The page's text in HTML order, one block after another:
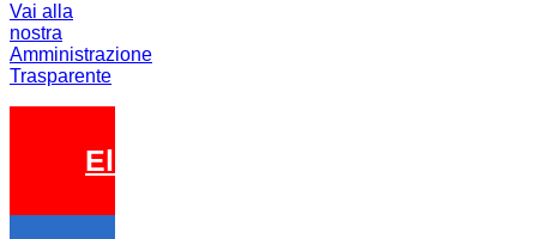
Vai alla
nostra
Amministrazione
Trasparente
Elezioni 2026